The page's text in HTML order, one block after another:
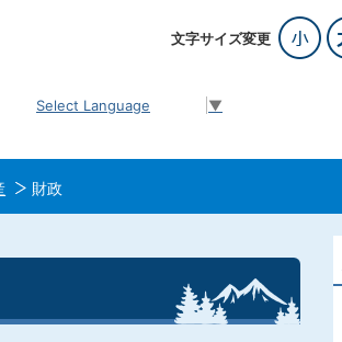
文字サイズ変更
Select Language ▼
財政